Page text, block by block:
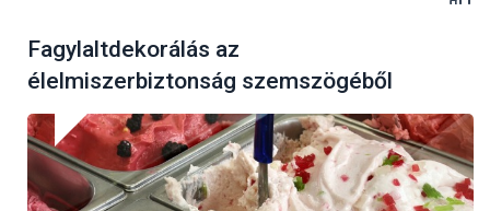
Fagylaltdekorálás az
élelmiszerbiztonság szemszögéből